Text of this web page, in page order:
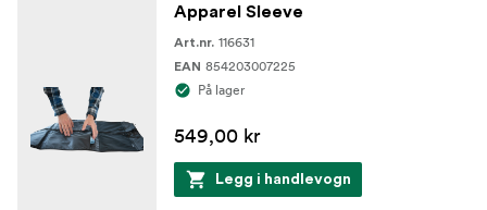
Apparel Sleeve
Art.nr. 116631
EAN 854203007225
På lager
549,00 kr
Legg i handlevogn